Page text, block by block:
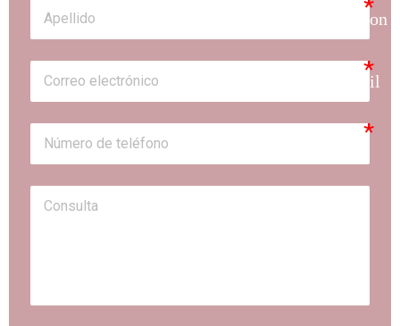
person
email